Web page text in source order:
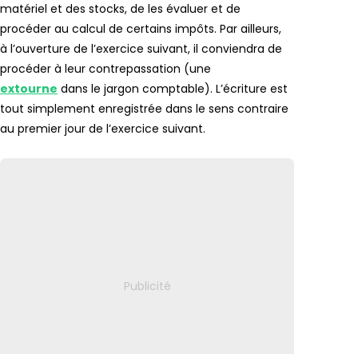
matériel et des stocks, de les évaluer et de
procéder au calcul de certains impôts. Par ailleurs,
à l’ouverture de l’exercice suivant, il conviendra de
procéder à leur contrepassation (une
extourne dans le jargon comptable). L’écriture est
tout simplement enregistrée dans le sens contraire
au premier jour de l’exercice suivant.